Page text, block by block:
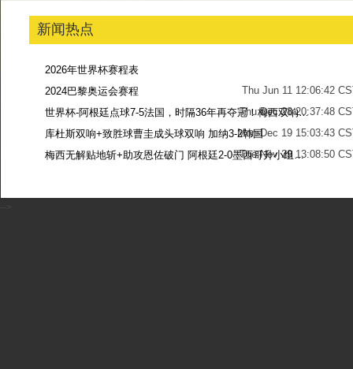
新闻热点
2026年世界杯赛程表
Thu Jun 11 12:06:42
2024巴黎奥运会赛程
Thu Dec 28 20:37:48
世界杯-阿根廷点球7-5法国，时隔36年再夺冠！梅西双响姆巴佩戴帽
Mon Dec 19 15:03:43
库杜斯双响+致胜球曹圭成头球双响 加纳3-2韩国
Tue Nov 29 13:08:50
梅西无解贴地斩+助攻恩佐破门 阿根廷2-0墨西哥升小组第二